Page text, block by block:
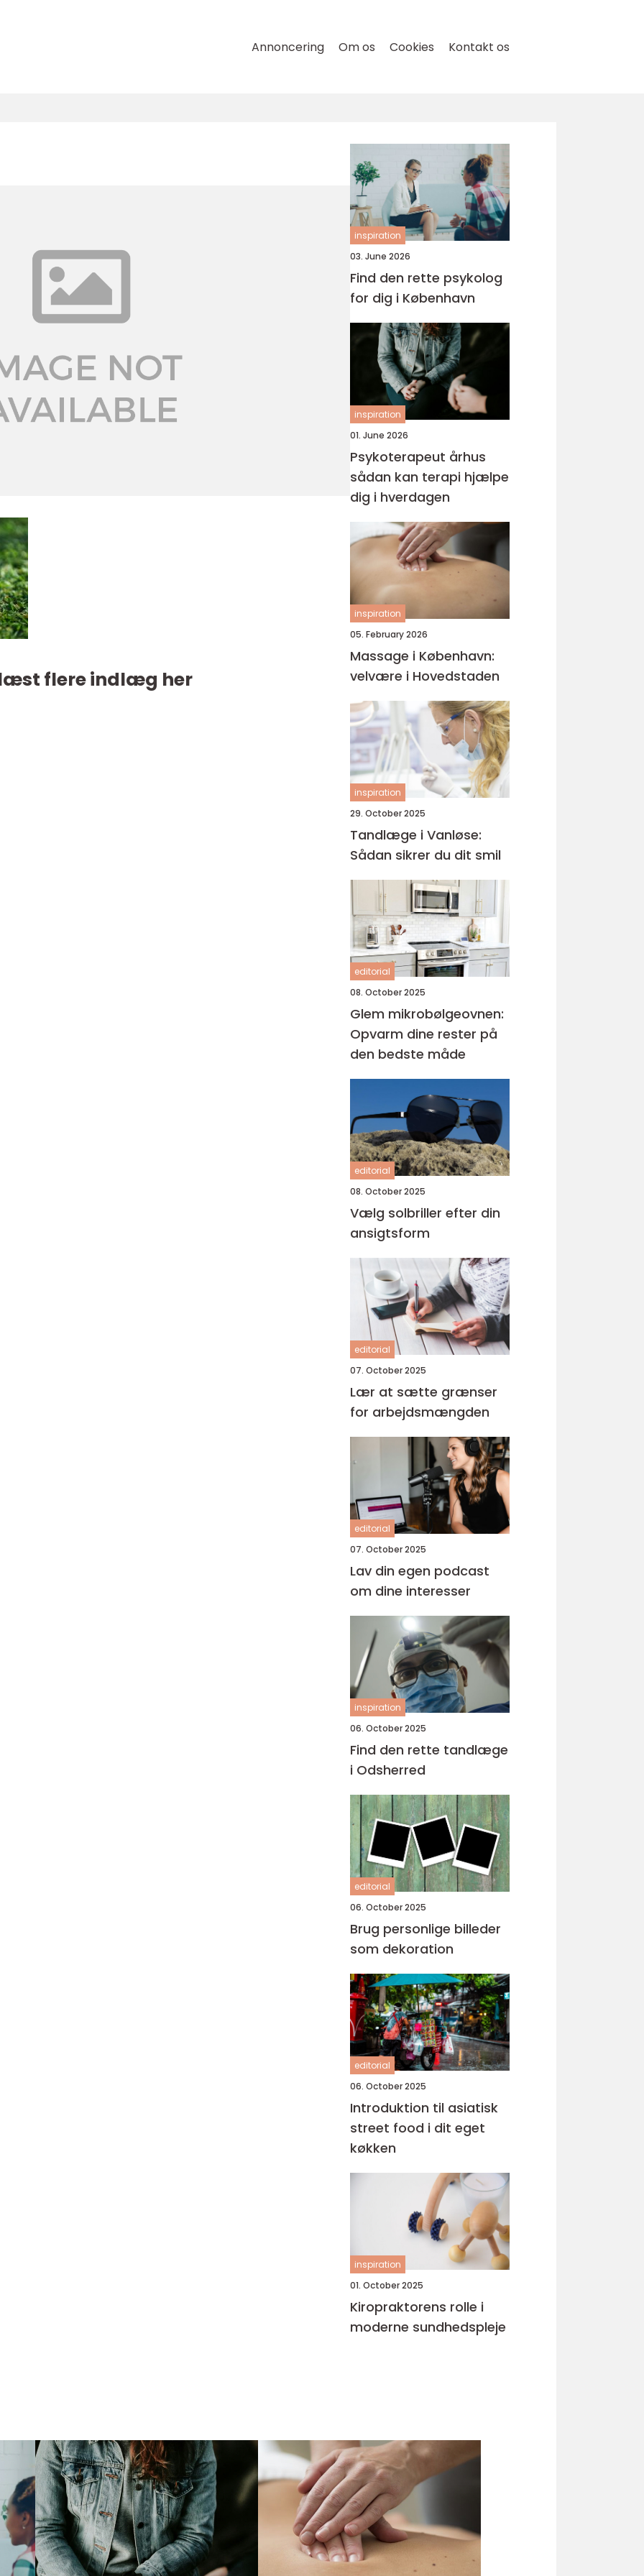
Annoncering Om os Cookies Kontakt os
flere indlæg her
inspiration
03. June 2026
Find den rette psykolog
for dig i København
inspiration
01. June 2026
Psykoterapeut århus
sådan kan terapi hjælpe
dig i hverdagen
inspiration
05. February 2026
Massage i København:
velvære i Hovedstaden
inspiration
29. October 2025
Tandlæge i Vanløse:
Sådan sikrer du dit smil
editorial
08. October 2025
Glem mikrobølgeovnen:
Opvarm dine rester på
den bedste måde
editorial
08. October 2025
Vælg solbriller efter din
ansigtsform
editorial
07. October 2025
Lær at sætte grænser
for arbejdsmængden
editorial
07. October 2025
Lav din egen podcast
om dine interesser
inspiration
06. October 2025
Find den rette tandlæge
i Odsherred
editorial
06. October 2025
Brug personlige billeder
som dekoration
editorial
06. October 2025
Introduktion til asiatisk
street food i dit eget
køkken
inspiration
01. October 2025
Kiropraktorens rolle i
moderne sundhedspleje